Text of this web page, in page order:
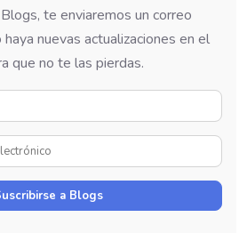
te enviaremos un correo
nuevas actualizaciones en el
que no te las pierdas.
Nombre
Dirección
de
correo
a Blogs